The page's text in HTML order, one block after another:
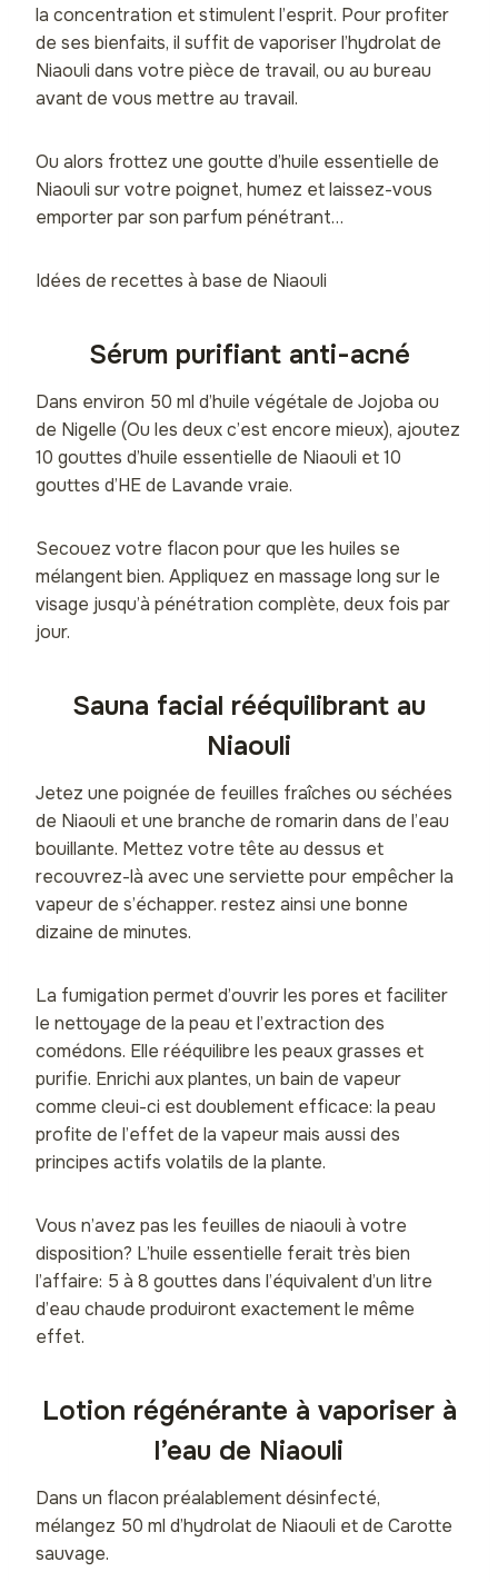
la concentration et stimulent l’esprit. Pour profiter
de ses bienfaits, il suffit de vaporiser l’hydrolat de
Niaouli dans votre pièce de travail, ou au bureau
avant de vous mettre au travail.
Ou alors frottez une goutte d’huile essentielle de
Niaouli sur votre poignet, humez et laissez-vous
emporter par son parfum pénétrant…
Idées de recettes à base de Niaouli
Sérum purifiant anti-acné
Dans environ 50 ml d’huile végétale de Jojoba ou
de Nigelle (Ou les deux c’est encore mieux), ajoutez
10 gouttes d’huile essentielle de Niaouli et 10
gouttes d’HE de Lavande vraie.
Secouez votre flacon pour que les huiles se
mélangent bien. Appliquez en massage long sur le
visage jusqu’à pénétration complète, deux fois par
jour.
Sauna facial rééquilibrant au
Niaouli
Jetez une poignée de feuilles fraîches ou séchées
de Niaouli et une branche de romarin dans de l’eau
bouillante. Mettez votre tête au dessus et
recouvrez-là avec une serviette pour empêcher la
vapeur de s’échapper. restez ainsi une bonne
dizaine de minutes.
La fumigation permet d’ouvrir les pores et faciliter
le nettoyage de la peau et l’extraction des
comédons. Elle rééquilibre les peaux grasses et
purifie. Enrichi aux plantes, un bain de vapeur
comme cleui-ci est doublement efficace: la peau
profite de l’effet de la vapeur mais aussi des
principes actifs volatils de la plante.
Vous n’avez pas les feuilles de niaouli à votre
disposition? L’huile essentielle ferait très bien
l’affaire: 5 à 8 gouttes dans l’équivalent d’un litre
d’eau chaude produiront exactement le même
effet.
Lotion régénérante à vaporiser à
l’eau de Niaouli
Dans un flacon préalablement désinfecté,
mélangez 50 ml d’hydrolat de Niaouli et de Carotte
sauvage.